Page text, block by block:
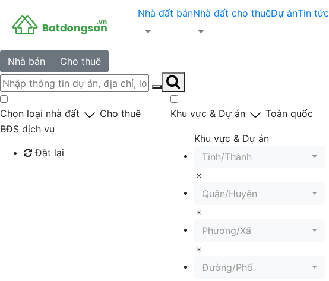
Nhà đất bánNhà đất cho thuêDự ánTin tức
Nhà bán Cho thuê
Chọn loại nhà đất
Cho thuê
BĐS dịch vụ
Đặt lại
Khu vực & Dự án Toàn quốc
Khu vực & Dự án
Tỉnh/Thành
Quận/Huyện
Phương/Xã
Đường/Phố